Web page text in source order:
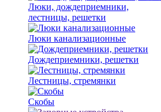
Люки, дождеприемники,
лестницы, решетки
Люки канализационные
Дождеприемники, решетки
Лестницы, стремянки
Скобы